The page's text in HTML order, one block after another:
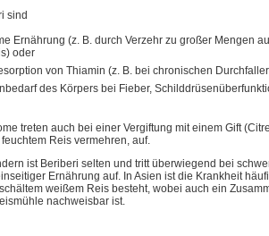
sind
Ernährung (z. B. durch Verzehr zu großer Mengen
oder
von Thiamin (z. B. bei chronischen
des Körpers bei Fieber,
treten auch bei einer Vergiftung mit einem Gift
Reis vermehren, auf.
ist Beriberi selten und tritt überwiegend bei
Ernährung auf. In Asien ist die Krankheit
weißem Reis besteht, wobei auch ein
nachweisbar ist.